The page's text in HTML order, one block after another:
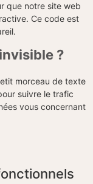
que notre site web
Ce code est
?
morceau de texte
suivre le trafic
vous concernant